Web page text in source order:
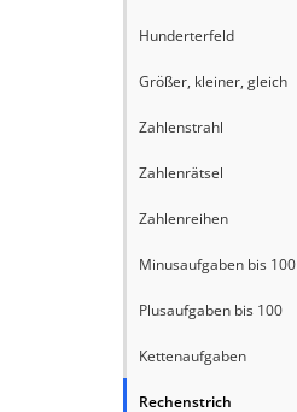
Hunderterfeld
Größer, kleiner, gleich
Zahlenstrahl
Zahlenrätsel
Zahlenreihen
Minusaufgaben bis 100
Plusaufgaben bis 100
Kettenaufgaben
Rechenstrich